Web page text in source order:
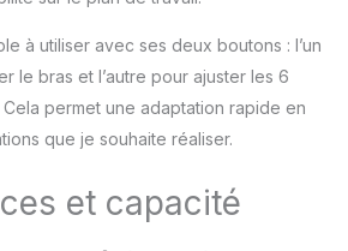
façon homogène les
préparations comme les
pâtes à tarte, à gâteau et
à biscuit (jusqu'à 1.8kg
de pâte) RÉPARABILITÉ
engagement de
réparabilité 15 ans au
à utiliser avec ses deux boutons : l’un
le bras et l’autre pour ajuster les 6
permet une adaptation rapide en
que je souhaite réaliser.
et capacité